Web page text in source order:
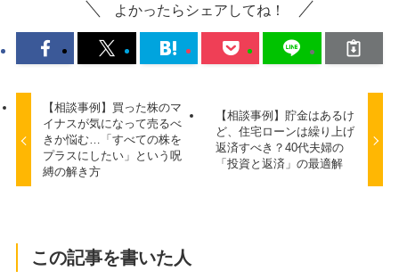
よかったらシェアしてね！
【相談事例】買った株のマ
イナスが気になって売るべ
きか悩む…「すべての株を
プラスにしたい」という呪
縛の解き方
【相談事例】貯金はあるけ
ど、住宅ローンは繰り上げ
返済すべき？40代夫婦の
「投資と返済」の最適解
この記事を書いた人